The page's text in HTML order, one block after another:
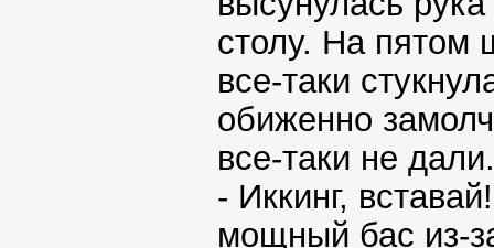
столу. На пятом
все-таки
обиженно
все-таки не дали.
- Иккинг,
мощный бас из-